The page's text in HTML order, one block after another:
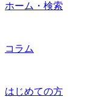
ホーム・検索
コラム
はじめての方